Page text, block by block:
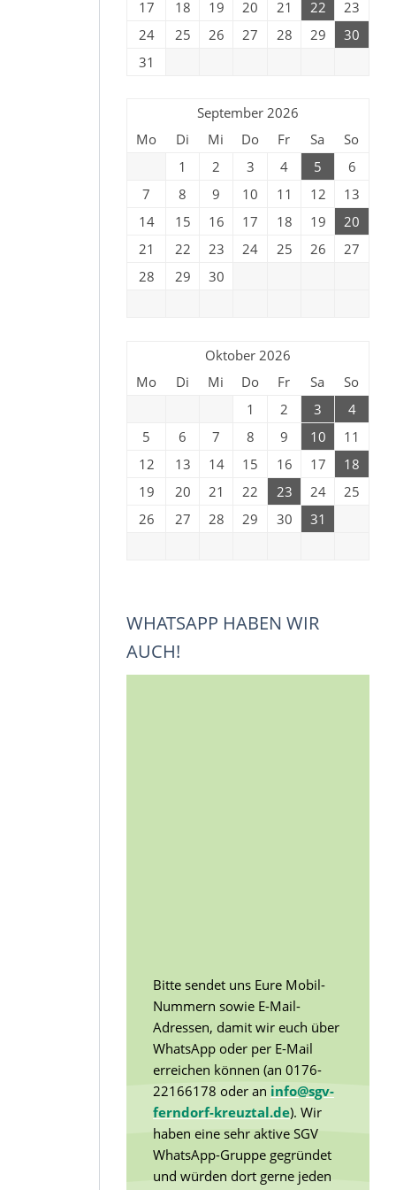
17 18 19 20 21 22
23
24
25 26 27 28 29
30
31
September 2026
Mo
Di Mi Do Fr Sa
So
1
2 3 4 5
6
7
8 9 10 11 12
13
14
15 16 17 18 19
20
21
22 23 24 25 26
27
28
29 30
Oktober 2026
Mo
Di Mi Do Fr Sa
So
1
2 3
4
5
6 7 8 9 10
11
12
13 14 15 16 17
18
19
20 21 22 23 24
25
26
27 28 29 30 31
WHATSAPP HABEN WIR
AUCH!
Bitte sendet uns Eure Mobil-
Nummern sowie E-Mail-
Adressen, damit wir euch über
WhatsApp oder per E-Mail
erreichen können (an 0176-
22166178 oder an info@sgv-
ferndorf-kreuztal.de). Wir
haben eine sehr aktive SGV
WhatsApp-Gruppe gegründet
und würden dort gerne jeden